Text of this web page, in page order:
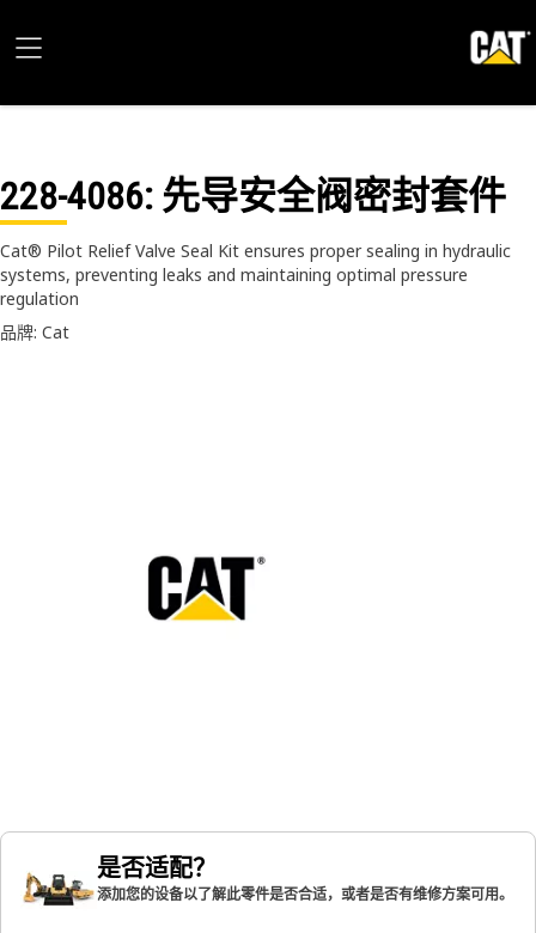
228-4086: 先导安全阀密封套件
Cat® Pilot Relief Valve Seal Kit ensures proper sealing in hydraulic
systems, preventing leaks and maintaining optimal pressure
regulation
品牌: Cat
是否适配？
添加您的设备以了解此零件是否合适，或者是否有维修方案可用。